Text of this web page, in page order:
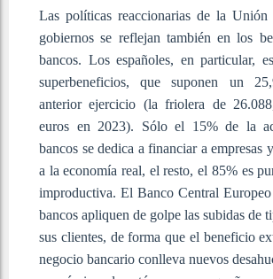
Las políticas reaccionarias de la Unión
gobiernos se reflejan también en los
bancos. Los españoles, en particular,
superbeneficios, que suponen un
anterior ejercicio (la friolera de
euros en 2023). Sólo el 15% de la
bancos se dedica a financiar a empresas
a la economía real, el resto, el 85% es
improductiva. El Banco Central
bancos apliquen de golpe las subidas de
sus clientes, de forma que el beneficio
negocio bancario conlleva nuevos